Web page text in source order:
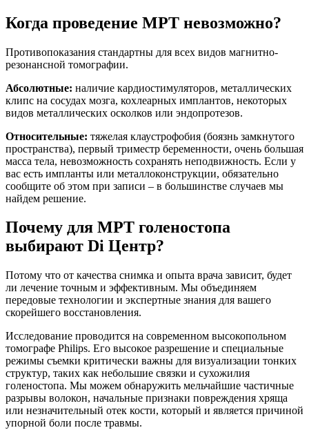
Когда проведение МРТ невозможно?
Противопоказания стандартны для всех видов магнитно-
резонансной томографии.
Абсолютные: наличие кардиостимуляторов, металлических
клипс на сосудах мозга, кохлеарных имплантов, некоторых
видов металлических осколков или эндопротезов.
Относительные: тяжелая клаустрофобия (боязнь замкнутого
пространства), первый триместр беременности, очень большая
масса тела, невозможность сохранять неподвижность. Если у
вас есть импланты или металлоконструкции, обязательно
сообщите об этом при записи – в большинстве случаев мы
найдем решение.
Почему для МРТ голеностопа
выбирают Di Центр?
Потому что от качества снимка и опыта врача зависит, будет
ли лечение точным и эффективным. Мы объединяем
передовые технологии и экспертные знания для вашего
скорейшего восстановления.
Исследование проводится на современном высокопольном
томографе Philips. Его высокое разрешение и специальные
режимы съемки критически важны для визуализации тонких
структур, таких как небольшие связки и сухожилия
голеностопа. Мы можем обнаружить мельчайшие частичные
разрывы волокон, начальные признаки повреждения хряща
или незначительный отек кости, который и является причиной
упорной боли после травмы.